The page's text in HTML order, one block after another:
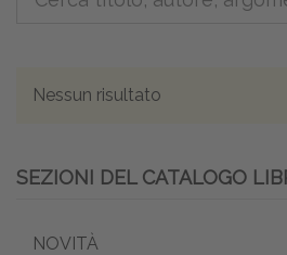
Nessun risultato
SEZIONI DEL CATALOGO
NOVITÀ